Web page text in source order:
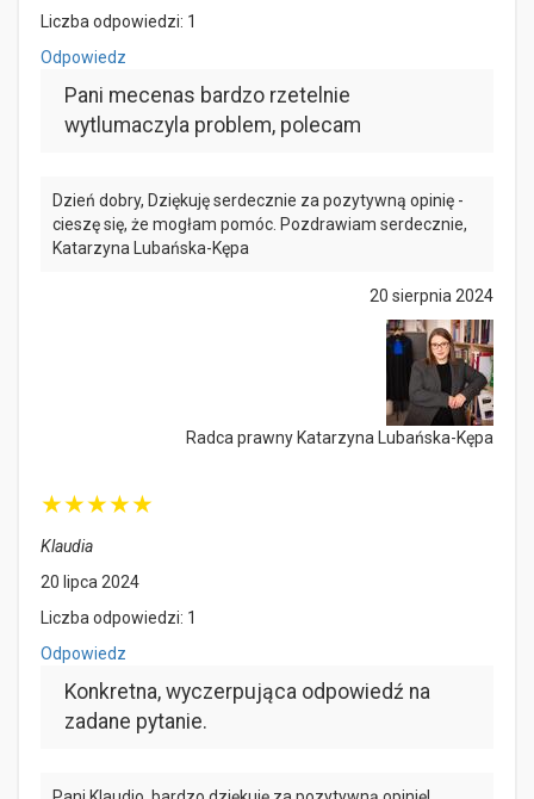
Liczba odpowiedzi: 1
Odpowiedz
Pani mecenas bardzo rzetelnie
wytlumaczyla problem, polecam
20 sierpnia 2024
Radca prawny Katarzyna Lubańska-Kępa
Dzień dobry, Dziękuję serdecznie za pozytywną opinię -
cieszę się, że mogłam pomóc. Pozdrawiam serdecznie,
Katarzyna Lubańska-Kępa
★★★★★
Klaudia
20 lipca 2024
Liczba odpowiedzi: 1
Odpowiedz
Konkretna, wyczerpująca odpowiedź na
zadane pytanie.